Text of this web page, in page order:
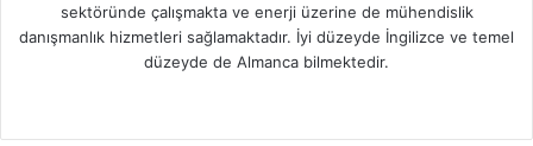
sektöründe çalışmakta ve enerji üzerine de mühendislik
danışmanlık hizmetleri sağlamaktadır. İyi düzeyde İngilizce ve temel
düzeyde de Almanca bilmektedir.